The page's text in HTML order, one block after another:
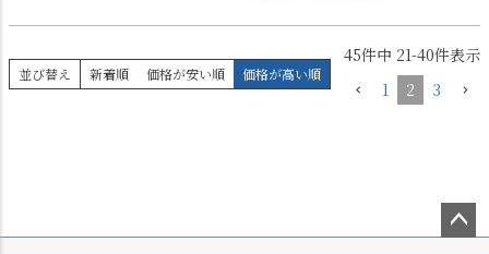
並び替え 新着順 価格が安い順 価格が高い順
45件中 21-40件表示
1
2 3